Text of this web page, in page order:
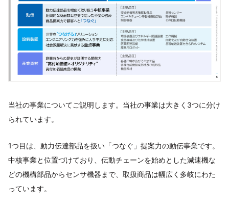
当社の事業についてご説明します。当社の事業は大きく3つに分け
られています。
1つ目は、動力伝達部品を扱い「つなぐ」提案力の動伝事業です。
中核事業と位置づけており、伝動チェーンを始めとした減速機な
どの機構部品からセンサ機器まで、取扱商品は幅広く多岐にわた
っています。